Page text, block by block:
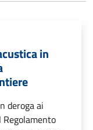
in
deroga ai
Regolamento